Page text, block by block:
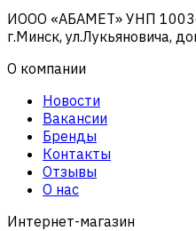
ИООО «АБАМЕТ» УНП
г.Минск, ул.Лукьяновича,
О компании
Новости
Вакансии
Бренды
Контакты
Отзывы
О нас
Интернет-магазин